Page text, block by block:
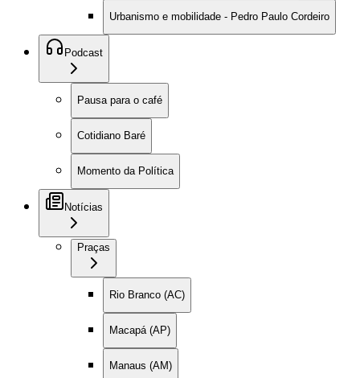
Urbanismo e mobilidade - Pedro Paulo Cordeiro
Podcast
Pausa para o café
Cotidiano Baré
Momento da Política
Notícias
Praças
Rio Branco (AC)
Macapá (AP)
Manaus (AM)